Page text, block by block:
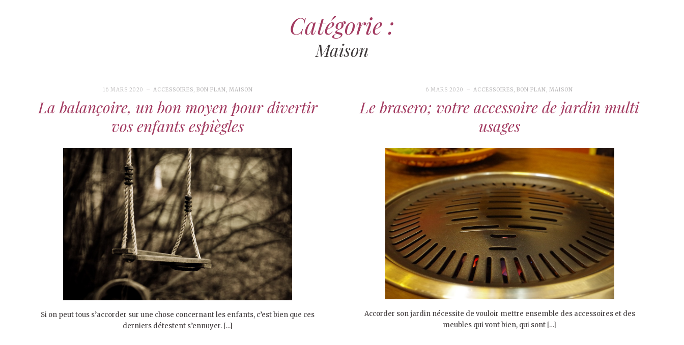
Catégorie :
Maison
16 MARS 2020 ACCESSOIRES, BON PLAN, MAISON
La balançoire, un bon moyen pour divertir
vos enfants espiègles
Si on peut tous s’accorder sur une chose concernant les enfants, c’est bien que ces
derniers détestent s’ennuyer. […]
6 MARS 2020 ACCESSOIRES,BON PLAN,MAISON
Le brasero; votre accessoire de jardin multi
usages
Accorder son jardin nécessite de vouloir mettre ensemble des accessoires et des
meubles qui vont bien, qui sont […]